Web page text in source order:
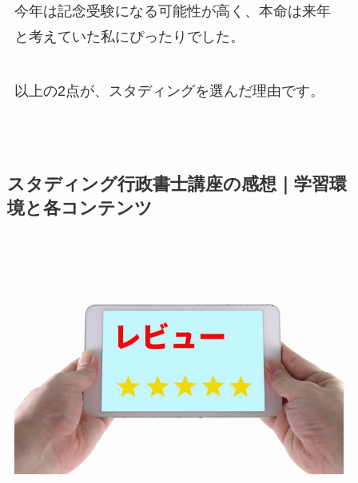
今年は記念受験になる可能性が高く、本命は来年
と考えていた私にぴったりでした。
以上の2点が、スタディングを選んだ理由です。
スタディング行政書士講座の感想｜学習環
境と各コンテンツ